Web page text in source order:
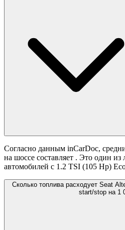
Согласно данным inCarDoc,
на шоссе составляет . Это один из
автомобилей с 1.2 TSI (105 Hp)
Сколько топлива расходует Seat
start/stop на 1